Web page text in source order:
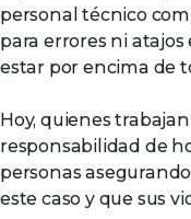
personal técnico
para errores ni atajos
estar por encima de
Hoy, quienes
responsabilidad de
personas
este caso y que sus